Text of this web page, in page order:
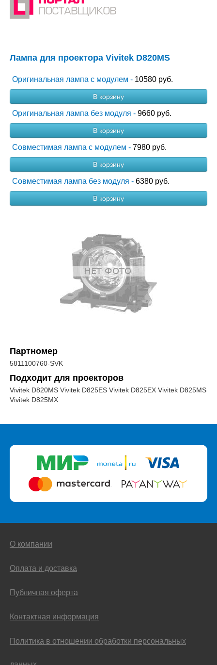
Лампа для проектора Vivitek D820MS
Оригинальная лампа с модулем - 10580 руб.
В корзину
Оригинальная лампа без модуля - 9660 руб.
В корзину
Совместимая лампа с модулем - 7980 руб.
В корзину
Совместимая лампа без модуля - 6380 руб.
В корзину
Партномер
5811100760-SVK
Подходит для проекторов
Vivitek D820MS Vivitek D825ES Vivitek D825EX Vivitek D825MS
Vivitek D825MX
О компании
Оплата и доставка
Публичная оферта
Контактная информация
Политика в отношении обработки персональных